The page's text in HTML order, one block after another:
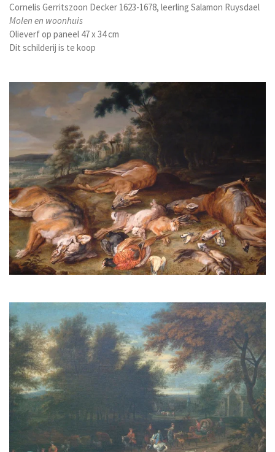
Cornelis Gerritszoon Decker 1623-1678, leerling Salamon Ruysdael
Molen en woonhuis
Olieverf op paneel 47 x 34 cm
Dit schilderij is te koop